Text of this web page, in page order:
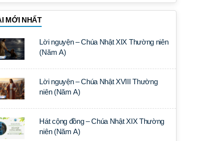
MỚI NHẤT
Lời nguyện – Chúa Nhật XIX Thường niên
(Năm A)
Lời nguyện – Chúa Nhật XVIII Thường
niên (Năm A)
Hát cộng đồng – Chúa Nhật XIX Thường
niên (Năm A)